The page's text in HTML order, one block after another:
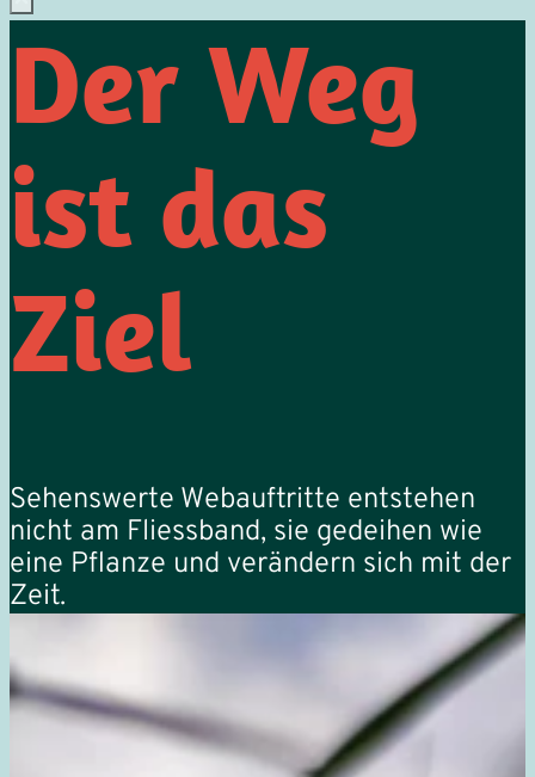
Der Weg
ist das
Ziel
Sehenswerte Webauftritte entstehen
nicht am Fliessband, sie gedeihen wie
eine Pflanze und verändern sich mit der
Zeit.